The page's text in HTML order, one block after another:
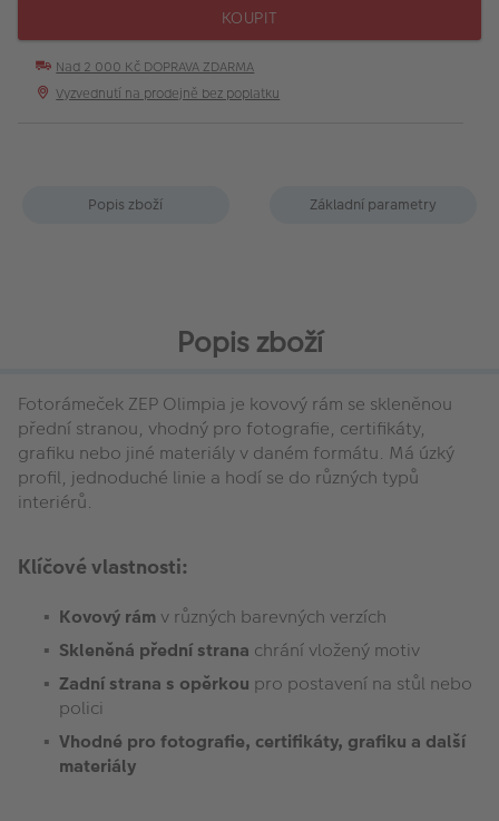
KOUPIT
Nad 2 000 Kč DOPRAVA ZDARMA
Vyzvednutí na prodejně bez poplatku
Popis zboží Základní parametry
Popis zboží
Fotorámeček ZEP Olimpia je kovový rám se skleněnou
přední stranou, vhodný pro fotografie, certifikáty,
grafiku nebo jiné materiály v daném formátu. Má úzký
profil, jednoduché linie a hodí se do různých typů
interiérů.
Klíčové vlastnosti:
Kovový rám v různých barevných verzích
Skleněná přední strana chrání vložený motiv
Zadní strana s opěrkou pro postavení na stůl nebo
polici
Vhodné pro fotografie, certifikáty, grafiku a další
materiály